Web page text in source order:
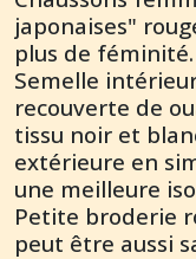
japonaises"
plus de féminité.
Semelle
recouverte de
tissu noir et
extérieure en
une meilleure
Petite broderie
peut être aussi